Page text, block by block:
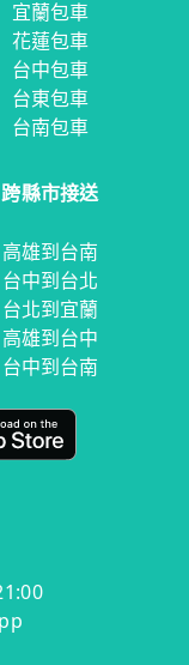
宜蘭包車
花蓮包車
台中包車
台東包車
台南包車
跨縣市接送
高雄到台南
台中到台北
台北到宜蘭
高雄到台中
台中到台南